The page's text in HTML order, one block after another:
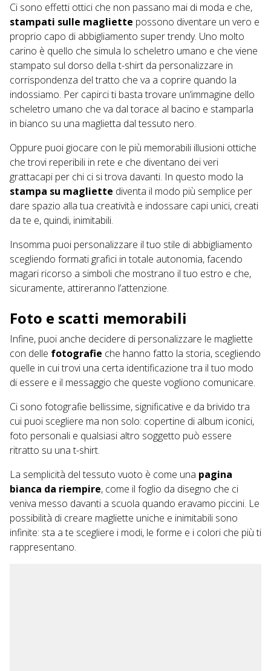
Ci sono effetti ottici che non passano mai di moda e che,
stampati sulle magliette possono diventare un vero e
proprio capo di abbigliamento super trendy. Uno molto
carino è quello che simula lo scheletro umano e che viene
stampato sul dorso della t-shirt da personalizzare in
corrispondenza del tratto che va a coprire quando la
indossiamo. Per capirci ti basta trovare un’immagine dello
scheletro umano che va dal torace al bacino e stamparla
in bianco su una maglietta dal tessuto nero.
Oppure puoi giocare con le più memorabili illusioni ottiche
che trovi reperibili in rete e che diventano dei veri
grattacapi per chi ci si trova davanti. In questo modo la
stampa su magliette diventa il modo più semplice per
dare spazio alla tua creatività e indossare capi unici, creati
da te e, quindi, inimitabili.
Insomma puoi personalizzare il tuo stile di abbigliamento
scegliendo formati grafici in totale autonomia, facendo
magari ricorso a simboli che mostrano il tuo estro e che,
sicuramente, attireranno l’attenzione.
Foto e scatti memorabili
Infine, puoi anche decidere di personalizzare le magliette
con delle fotografie che hanno fatto la storia, scegliendo
quelle in cui trovi una certa identificazione tra il tuo modo
di essere e il messaggio che queste vogliono comunicare.
Ci sono fotografie bellissime, significative e da brivido tra
cui puoi scegliere ma non solo: copertine di album iconici,
foto personali e qualsiasi altro soggetto può essere
ritratto su una t-shirt.
La semplicità del tessuto vuoto è come una pagina
bianca da riempire, come il foglio da disegno che ci
veniva messo davanti a scuola quando eravamo piccini. Le
possibilità di creare magliette uniche e inimitabili sono
infinite: sta a te scegliere i modi, le forme e i colori che più ti
rappresentano.